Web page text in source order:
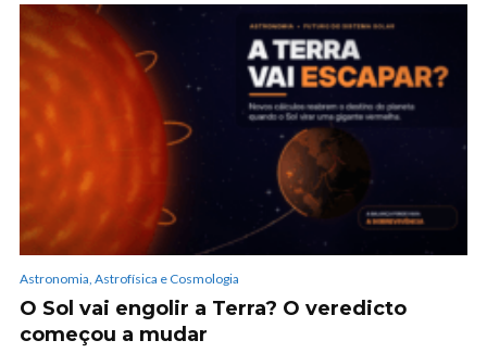
Astronomia, Astrofísica e Cosmologia
O Sol vai engolir a Terra? O veredicto
começou a mudar